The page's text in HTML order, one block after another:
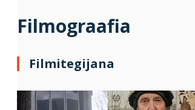
Filmograafia
Filmitegijana